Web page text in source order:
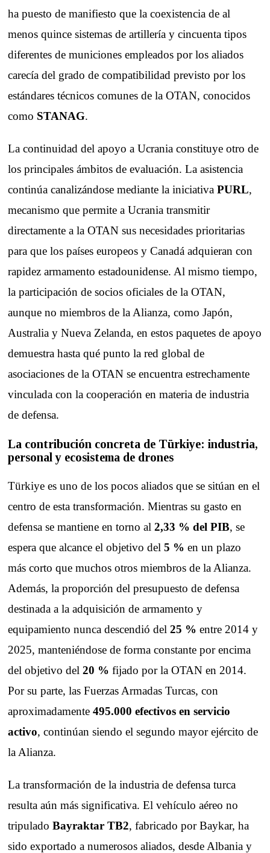
ha puesto de manifiesto que la coexistencia de al
menos quince sistemas de artillería y cincuenta tipos
diferentes de municiones empleados por los aliados
carecía del grado de compatibilidad previsto por los
estándares técnicos comunes de la OTAN, conocidos
como STANAG.
La continuidad del apoyo a Ucrania constituye otro de
los principales ámbitos de evaluación. La asistencia
continúa canalizándose mediante la iniciativaPURL,
mecanismo que permite a Ucrania transmitir
directamente a la OTAN sus necesidades prioritarias
para que los países europeos y Canadá adquieran con
rapidez armamento estadounidense. Al mismo tiempo,
la participación de socios oficiales de la OTAN,
aunque no miembros de la Alianza, como Japón,
Australia y Nueva Zelanda, en estos paquetes de apoyo
demuestra hasta qué punto la red global de
asociaciones de la OTAN se encuentra estrechamente
vinculada con la cooperación en materia de industria
de defensa.
La contribución concreta de Türkiye: industria,
personal y ecosistema de drones
Türkiye es uno de los pocos aliados que se sitúan en el
centro de esta transformación. Mientras su gasto en
defensa se mantiene en torno al2,33 % del PIB, se
espera que alcance el objetivo del5 % en un plazo
más corto que muchos otros miembros de la Alianza.
Además, la proporción del presupuesto de defensa
destinada a la adquisición de armamento y
equipamiento nunca descendió del25 % entre 2014 y
2025, manteniéndose de forma constante por encima
del objetivo del20 % fijado por la OTAN en 2014.
Por su parte, las Fuerzas Armadas Turcas, con
aproximadamente495.000 efectivos en servicio
activo, continúan siendo el segundo mayor ejército de
la Alianza.
La transformación de la industria de defensa turca
resulta aún más significativa. El vehículo aéreo no
tripuladoBayraktar TB2, fabricado por Baykar, ha
sido exportado a numerosos aliados, desde Albania y